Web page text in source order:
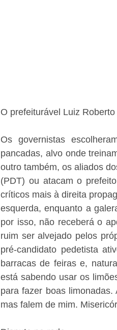
O prefeiturável Luiz
Os governistas
pancadas, alvo onde
outro também, os aliados
(PDT) ou atacam o
críticos mais à direita
esquerda, enquanto a
por isso, não receberá o
ruim ser alvejado pelos
pré-candidato pedetista
barracas de feiras e,
está sabendo usar os
para fazer boas
mas falem de mim.